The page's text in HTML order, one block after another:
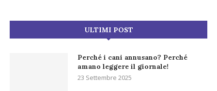
ULTIMI POST
Perché i cani annusano? Perché
amano leggere il giornale!
23 Settembre 2025